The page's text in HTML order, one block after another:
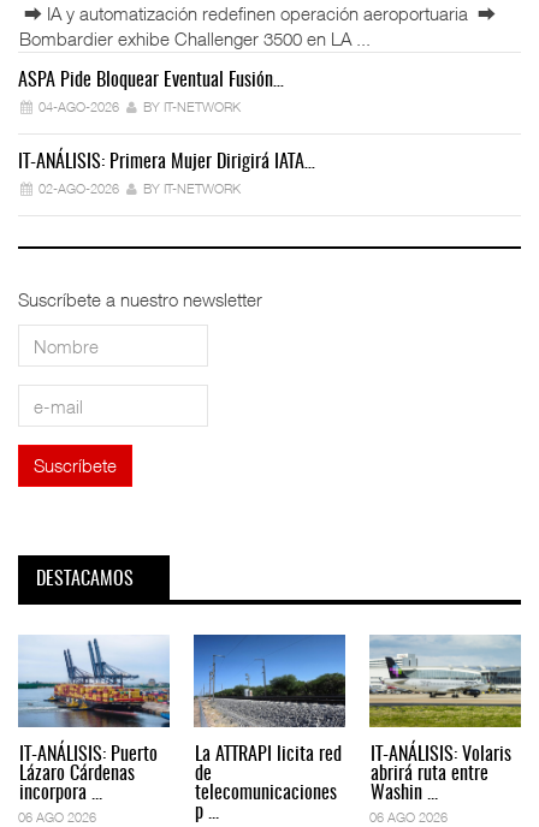
⮕ IA y automatización redefinen operación aeroportuaria ⮕
Bombardier exhibe Challenger 3500 en LA ...
ASPA Pide Bloquear Eventual Fusión…
04-AGO-2026 BY IT-NETWORK
IT-ANÁLISIS: Primera Mujer Dirigirá IATA…
02-AGO-2026 BY IT-NETWORK
Suscríbete a nuestro newsletter
DESTACAMOS
IT-ANÁLISIS: Puerto
Lázaro Cárdenas
incorpora ...
06 AGO 2026
La ATTRAPI licita red
de
telecomunicaciones
p ...
IT-ANÁLISIS: Volaris
abrirá ruta entre
Washin ...
06 AGO 2026